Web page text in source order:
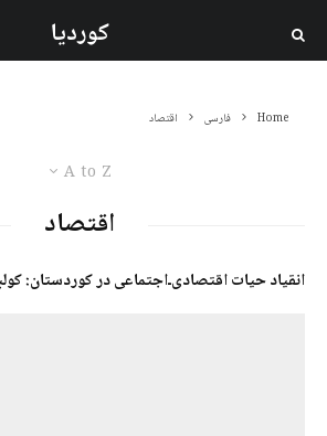
کوردیا
Home فارسی اقتصاد
A to Z
اقتصاد
انقیاد حیات اقتصادی‌ـ‌اجتماعی در کوردستان: